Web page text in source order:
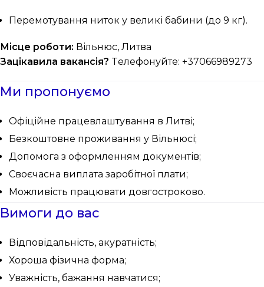
Перемотування ниток у великі бабини (до 9 кг).
Місце роботи: Вільнюс, Литва
Зацікавила вакансія? Tелефонуйте: +37066989273
Ми пропонуємо
Офіційне працевлаштування в Литві;
Безкоштовне проживання у Вільнюсі;
Допомога з оформленням документів;
Своєчасна виплата заробітної плати;
Можливість працювати довгостроково.
Вимоги до вас
Відповідальність, акуратність;
Хороша фізична форма;
Уважність, бажання навчатися;